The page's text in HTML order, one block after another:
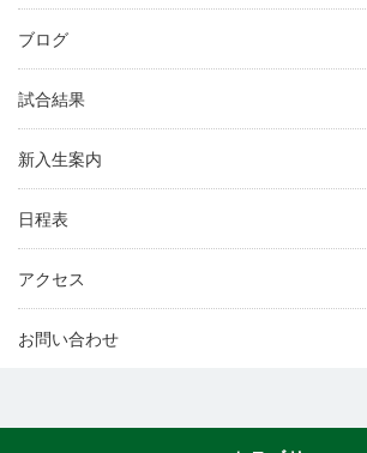
ブログ
試合結果
新入生案内
日程表
アクセス
お問い合わせ